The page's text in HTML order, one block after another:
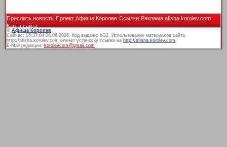
Прислать новость Проект Афиша Королев Ссылки Реклама afisha.korolev.com
Карта сайта
© Афиша Королев
Сейчас: 05:37:04 06.08.2026. Код выдачи: bG2. Использовании материалов сайта
http://afisha.korolev.com влечет установку ссылки на http://afisha.korolev.com.
E-Mail редакции: korolevcom@gmail.com